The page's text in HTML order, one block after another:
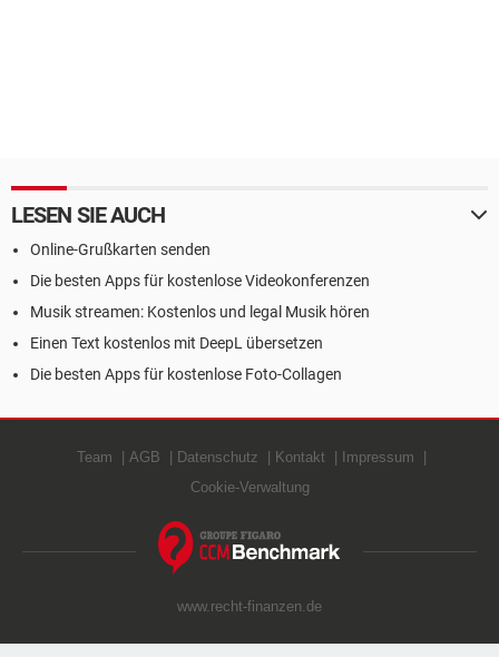
LESEN SIE AUCH
Online-Grußkarten senden
Die besten Apps für kostenlose Videokonferenzen
Musik streamen: Kostenlos und legal Musik hören
Einen Text kostenlos mit DeepL übersetzen
Die besten Apps für kostenlose Foto-Collagen
Team AGB Datenschutz Kontakt
Impressum
Cookie-Verwaltung
www.recht-finanzen.de